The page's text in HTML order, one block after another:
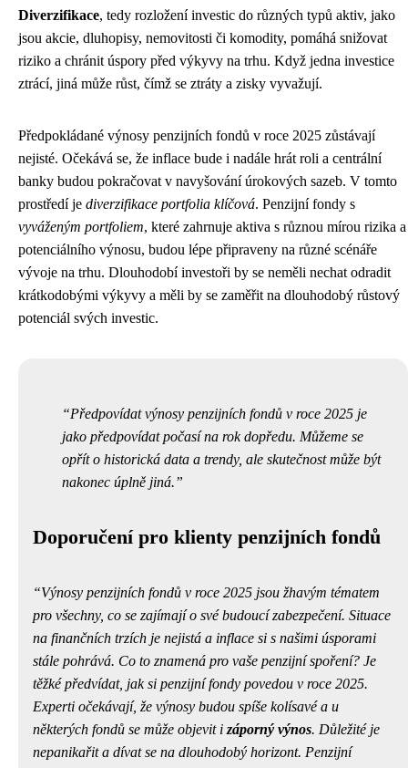
Diverzifikace, tedy rozložení investic do různých typů aktiv, jako
jsou akcie, dluhopisy, nemovitosti či komodity, pomáhá snižovat
riziko a chránit úspory před výkyvy na trhu. Když jedna investice
ztrácí, jiná může růst, čímž se ztráty a zisky vyvažují.
Předpokládané výnosy penzijních fondů v roce 2025 zůstávají
nejisté. Očekává se, že inflace bude i nadále hrát roli a centrální
banky budou pokračovat v navyšování úrokových sazeb. V tomto
prostředí je diverzifikace portfolia klíčová. Penzijní fondy s
vyváženým portfoliem, které zahrnuje aktiva s různou mírou rizika a
potenciálního výnosu, budou lépe připraveny na různé scénáře
vývoje na trhu. Dlouhodobí investoři by se neměli nechat odradit
krátkodobými výkyvy a měli by se zaměřit na dlouhodobý růstový
potenciál svých investic.
Předpovídat výnosy penzijních fondů v roce 2025 je
jako předpovídat počasí na rok dopředu. Můžeme se
opřít o historická data a trendy, ale skutečnost může být
nakonec úplně jiná.
Doporučení pro klienty penzijních fondů
Výnosy penzijních fondů v roce 2025 jsou žhavým tématem
pro všechny, co se zajímají o své budoucí zabezpečení. Situace
na finančních trzích je nejistá a inflace si s našimi úsporami
stále pohrává. Co to znamená pro vaše penzijní spoření? Je
těžké předvídat, jak si penzijní fondy povedou v roce 2025.
Experti očekávají, že výnosy budou spíše kolísavé a u
některých fondů se může objevit i záporný výnos. Důležité je
nepanikařit a dívat se na dlouhodobý horizont. Penzijní